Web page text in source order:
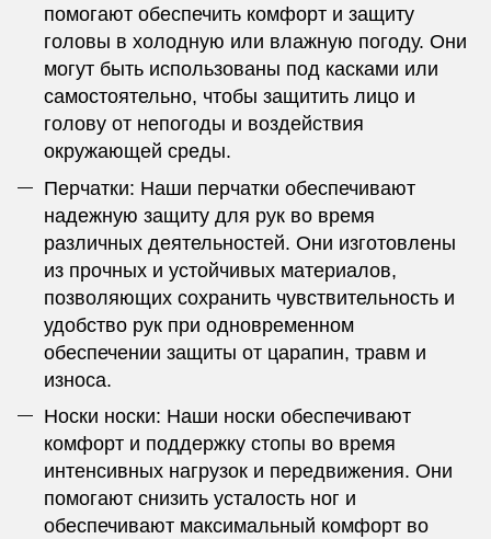
помогают обеспечить комфорт и защиту
головы в холодную или влажную погоду. Они
могут быть использованы под касками или
самостоятельно, чтобы защитить лицо и
голову от непогоды и воздействия
окружающей среды.
Перчатки: Наши перчатки обеспечивают
надежную защиту для рук во время
различных деятельностей. Они изготовлены
из прочных и устойчивых материалов,
позволяющих сохранить чувствительность и
удобство рук при одновременном
обеспечении защиты от царапин, травм и
износа.
Носки носки: Наши носки обеспечивают
комфорт и поддержку стопы во время
интенсивных нагрузок и передвижения. Они
помогают снизить усталость ног и
обеспечивают максимальный комфорт во